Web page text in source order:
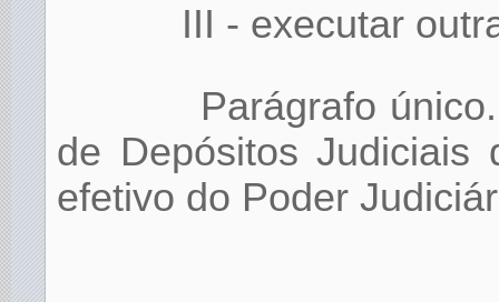
III - executar
Parágrafo
de Depósitos Judiciais
efetivo do Poder